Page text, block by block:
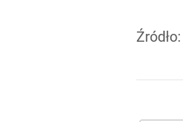
Źródło: